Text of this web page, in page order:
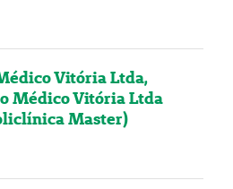
Vitória Ltda,
Médico Vitória Ltda
Master)